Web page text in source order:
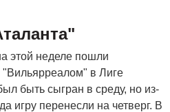
этой неделе пошли
"Вильярреалом" в Лиге
быть сыгран в среду, но из-
игру перенесли на четверг. В